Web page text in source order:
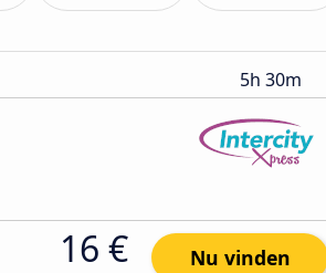
5h 30m
16 € Nu vinden